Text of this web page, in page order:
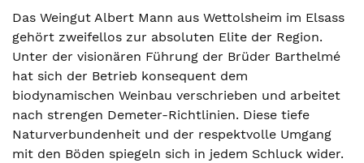
Das Weingut Albert Mann aus Wettolsheim im Elsass
gehört zweifellos zur absoluten Elite der Region.
Unter der visionären Führung der Brüder Barthelmé
hat sich der Betrieb konsequent dem
biodynamischen Weinbau verschrieben und arbeitet
nach strengen Demeter-Richtlinien. Diese tiefe
Naturverbundenheit und der respektvolle Umgang
mit den Böden spiegeln sich in jedem Schluck wider.